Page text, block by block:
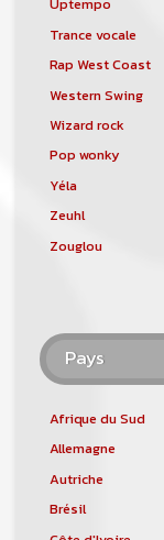
Uptempo
Trance vocale
Rap West Coast
Western Swing
Wizard rock
Pop wonky
Yéla
Zeuhl
Zouglou
Pays
Afrique du Sud
Allemagne
Autriche
Brésil